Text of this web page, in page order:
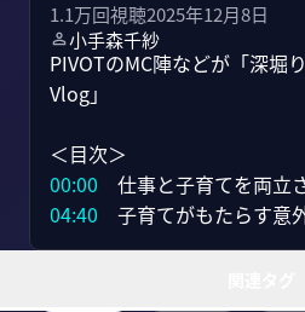
1.1万回視聴2025年12月8日
小手森千紗
PIVOTのMC陣などが「深堀
Vlog」
00:00
04:40 子育てがもたらす意